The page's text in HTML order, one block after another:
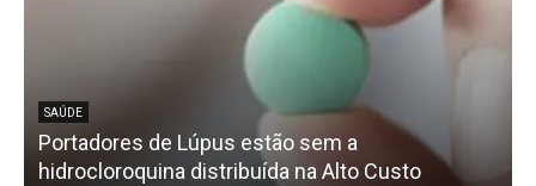
SAÚDE
Portadores de Lúpus estão sem a
hidrocloroquina distribuída na Alto Custo